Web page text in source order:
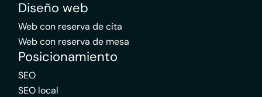
Diseño web
Web con reserva de cita
Web con reserva de mesa
Posicionamiento
SEO
SEO local